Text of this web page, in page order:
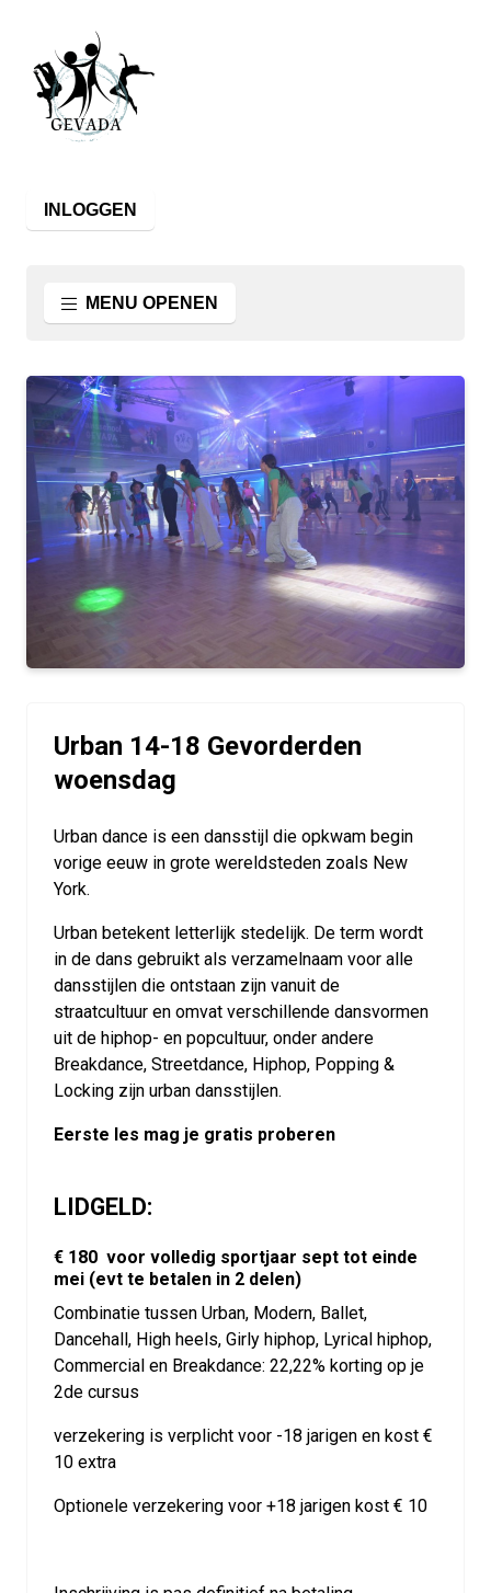
INLOGGEN
MENU OPENEN
Urban 14-18 Gevorderden
woensdag
Urban dance is een dansstijl die opkwam begin
vorige eeuw in grote wereldsteden zoals New
York.
Urban betekent letterlijk stedelijk. De term wordt
in de dans gebruikt als verzamelnaam voor alle
dansstijlen die ontstaan zijn vanuit de
straatcultuur en omvat verschillende dansvormen
uit de hiphop- en popcultuur, onder andere
Breakdance, Streetdance, Hiphop, Popping &
Locking zijn urban dansstijlen.
Eerste les mag je gratis proberen
LIDGELD:
€ 180 voor volledig sportjaar sept tot einde
mei (evt te betalen in 2 delen)
Combinatie tussen Urban, Modern, Ballet,
Dancehall, High heels, Girly hiphop, Lyrical hiphop,
Commercial en Breakdance: 22,22% korting op je
2de cursus
verzekering is verplicht voor -18 jarigen en kost €
10 extra
Optionele verzekering voor +18 jarigen kost € 10